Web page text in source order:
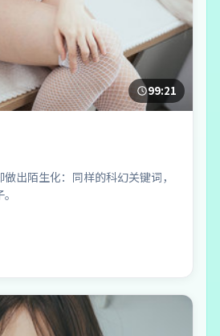
99:21
出陌生化：同样的科幻关键词，